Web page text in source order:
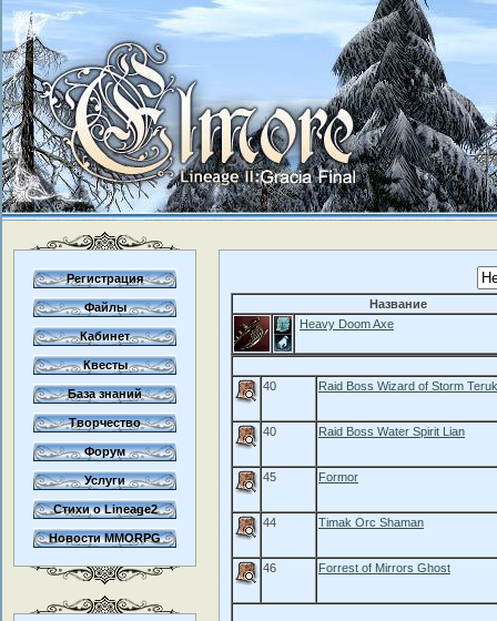
Регистрация
Файлы
Кабинет
Квесты
База знаний
Творчество
Форум
Услуги
Стихи о Lineage2
Новости MMORPG
Название
Heavy Doom Axe
40 Raid Boss Wizard of Storm Teruk
40 Raid Boss Water Spirit Lian
45 Formor
44 Timak Orc Shaman
46 Forrest of Mirrors Ghost